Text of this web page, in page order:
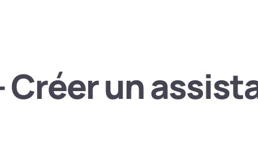
Créer un